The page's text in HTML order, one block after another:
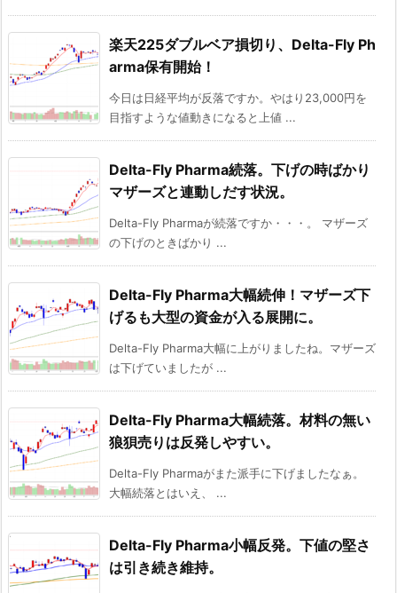
楽天225ダブルベア損切り、Delta-Fly Ph
arma保有開始！
今日は日経平均が反落ですか。やはり23,000円を
目指すような値動きになると上値 ...
Delta-Fly Pharma続落。下げの時ばかり
マザーズと連動しだす状況。
Delta-Fly Pharmaが続落ですか・・・。 マザーズ
の下げのときばかり ...
Delta-Fly Pharma大幅続伸！マザーズ下
げるも大型の資金が入る展開に。
Delta-Fly Pharma大幅に上がりましたね。マザーズ
は下げていましたが ...
Delta-Fly Pharma大幅続落。材料の無い
狼狽売りは反発しやすい。
Delta-Fly Pharmaがまた派手に下げましたなぁ。
大幅続落とはいえ、 ...
Delta-Fly Pharma小幅反発。下値の堅さ
は引き続き維持。